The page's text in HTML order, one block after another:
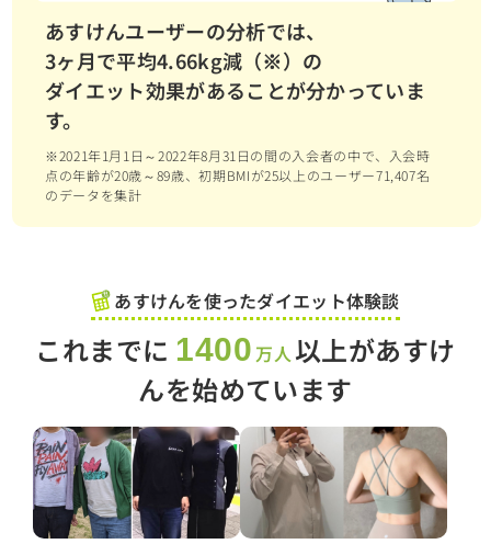
あすけんユーザーの分析では、
3ヶ月で平均4.66kg減（※）の
ダイエット効果があることが分かっていま
す。
※2021年1月1日～2022年8月31日の間の入会者の中で、入会時
点の年齢が20歳～89歳、初期BMIが25以上のユーザー71,407名
のデータを集計
あすけんを使ったダイエット体験談
これまでに 1400万人以上があすけ
んを始めています